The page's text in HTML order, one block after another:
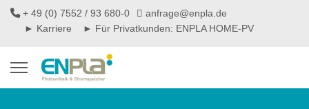
+ 49 (0) 7552 / 93 680-0
anfrage@enpla.de
► Karriere
► Für Privatkunden: ENPLA HOME-PV